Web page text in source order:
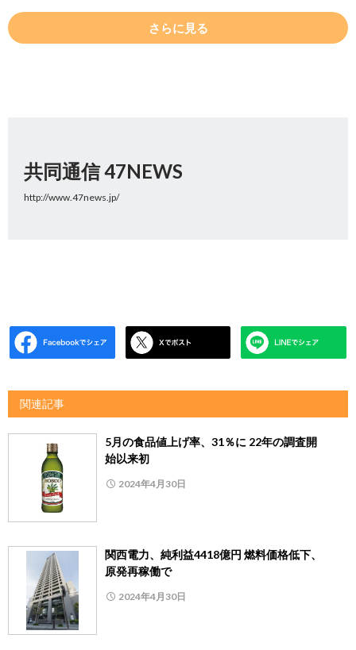
さらに見る
共同通信 47NEWS
http://www.47news.jp/
関連記事
5月の食品値上げ率、31％に 22年の調査開
始以来初
2024年4月30日
関西電力、純利益4418億円 燃料価格低下、
原発再稼働で
2024年4月30日